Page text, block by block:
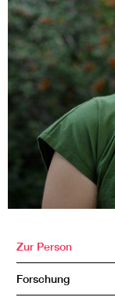
Zur Person
Forschung